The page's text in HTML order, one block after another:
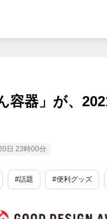
容器」が、
日 23時00分
#話題 #便利グッズ